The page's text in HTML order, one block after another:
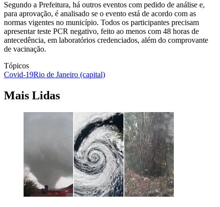
Segundo a Prefeitura, há outros eventos com pedido de análise e,
para aprovação, é analisado se o evento está de acordo com as
normas vigentes no município. Todos os participantes precisam
apresentar teste PCR negativo, feito ao menos com 48 horas de
antecedência, em laboratórios credenciados, além do comprovante
de vacinação.
Tópicos
Covid-19Rio de Janeiro (capital)
Mais Lidas